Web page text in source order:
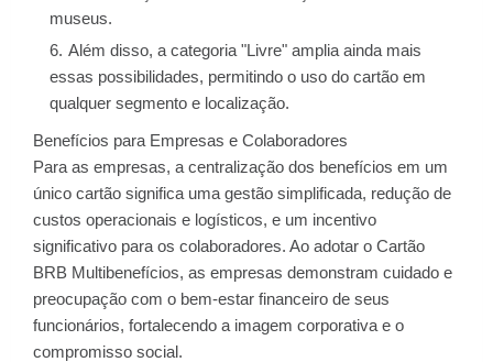
museus.
Além disso, a categoria "Livre" amplia ainda mais
essas possibilidades, permitindo o uso do cartão em
qualquer segmento e localização.
Benefícios para Empresas e Colaboradores
Para as empresas, a centralização dos benefícios em um
único cartão significa uma gestão simplificada, redução de
custos operacionais e logísticos, e um incentivo
significativo para os colaboradores. Ao adotar o Cartão
BRB Multibenefícios, as empresas demonstram cuidado e
preocupação com o bem-estar financeiro de seus
funcionários, fortalecendo a imagem corporativa e o
compromisso social.